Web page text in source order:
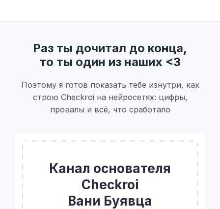
Раз ты дочитал до конца,
то ты один из наших <3
Поэтому я готов показать тебе изнутри, как
строю Checkroi на нейросетях: цифры,
провалы и всё, что сработало
Канал основателя
Checkroi
Вани Буявца